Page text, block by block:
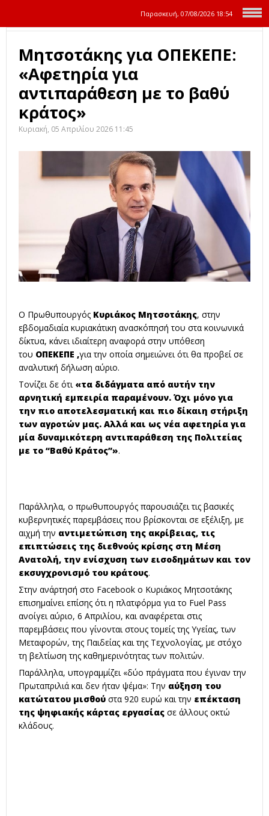
Παρασκευή, 07/08/2026 18:54
Μητσοτάκης για ΟΠΕΚΕΠΕ:
«Αφετηρία για
αντιπαράθεση με το βαθύ
κράτος»
Κυριακή, 05 Απριλίου 2026 11:45
O Πρωθυπουργός Κυριάκος Μητσοτάκης, στην
εβδομαδιαία κυριακάτικη ανασκόπησή του στα κοινωνικά
δίκτυα, κάνει ιδιαίτερη αναφορά στην υπόθεση
του ΟΠΕΚΕΠΕ ,για την οποία σημειώνει ότι θα προβεί σε
αναλυτική δήλωση αύριο.
Τονίζει δε ότι «τα διδάγματα από αυτήν την
αρνητική εμπειρία παραμένουν. Όχι μόνο για
την πιο αποτελεσματική και πιο δίκαιη στήριξη
των αγροτών μας. Αλλά και ως νέα αφετηρία για
μία δυναμικότερη αντιπαράθεση της Πολιτείας
με το “Βαθύ Κράτος”».
Παράλληλα, ο πρωθυπουργός παρουσιάζει τις βασικές
κυβερνητικές παρεμβάσεις που βρίσκονται σε εξέλιξη, με
αιχμή την αντιμετώπιση της ακρίβειας, τις
επιπτώσεις της διεθνούς κρίσης στη Μέση
Ανατολή, την ενίσχυση των εισοδημάτων και τον
εκσυγχρονισμό του κράτους.
Στην ανάρτησή στο Facebook ο Κυριάκος Μητσοτάκης
επισημαίνει επίσης ότι η πλατφόρμα για το Fuel Pass
ανοίγει αύριο, 6 Απριλίου, και αναφέρεται στις
παρεμβάσεις που γίνονται στους τομείς της Υγείας, των
Μεταφορών, της Παιδείας και της Τεχνολογίας, με στόχο
τη βελτίωση της καθημερινότητας των πολιτών.
Παράλληλα, υπογραμμίζει «δύο πράγματα που έγιναν την
Πρωταπριλιά και δεν ήταν ψέμα»: Την αύξηση του
κατώτατου μισθού στα 920 ευρώ και την επέκταση
της ψηφιακής κάρτας εργασίας σε άλλους οκτώ
κλάδους.